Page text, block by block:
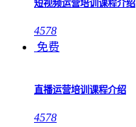
短视频运营培训课程介绍
4578
免费
直播运营培训课程介绍
4578